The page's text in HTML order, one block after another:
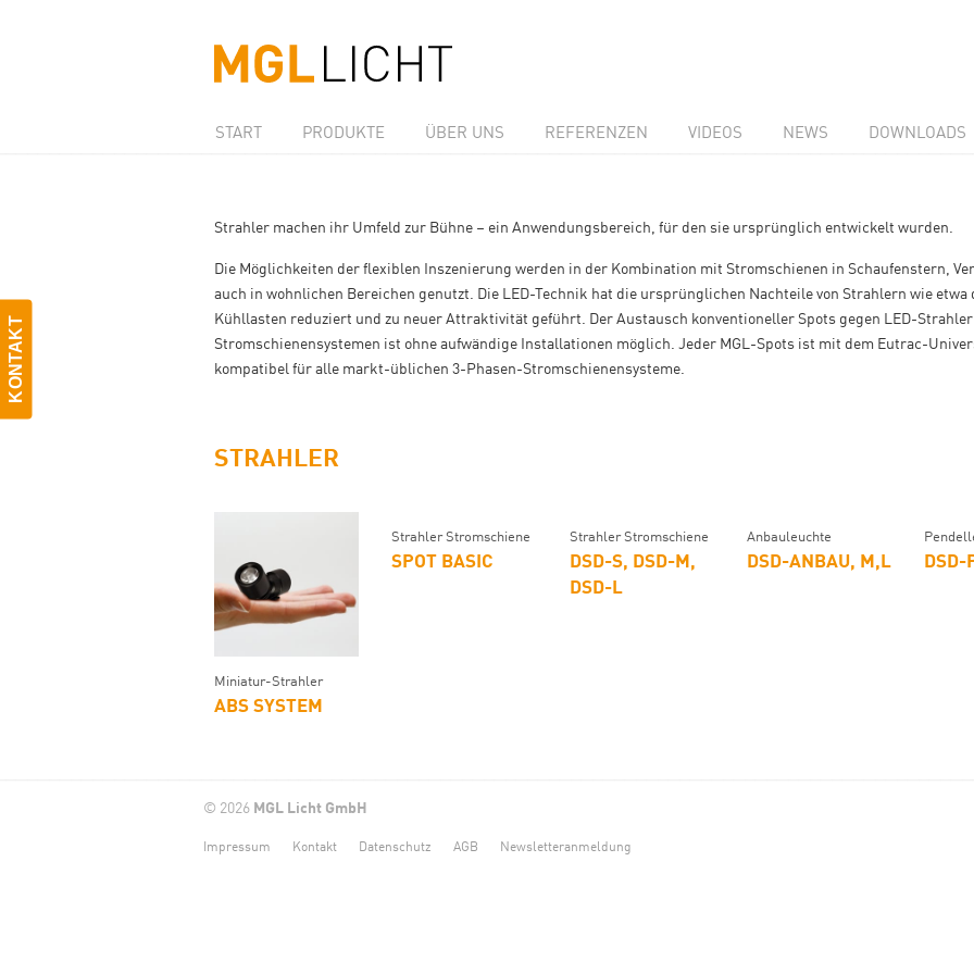
KONTAKT
START PRODUKTE ÜBER UNS REFERENZEN VIDEOS NEWS DOWNLOADS
Strahler machen ihr Umfeld zur Bühne – ein Anwendungsbereich, für den sie ursprünglich entwickelt wurden.
Die Möglichkeiten der flexiblen Inszenierung werden in der Kombination mit Stromschienen in Schaufenstern,
auch in wohnlichen Bereichen genutzt. Die LED-Technik hat die ursprünglichen Nachteile von Strahlern wie etwa
Kühllasten reduziert und zu neuer Attraktivität geführt. Der Austausch konventioneller Spots gegen LED-
Stromschienensystemen ist ohne aufwändige Installationen möglich. Jeder MGL-Spots ist mit dem Eutrac-
kompatibel für alle markt-üblichen 3-Phasen-Stromschienensysteme.
STRAHLER
Miniatur-Strahler
ABS SYSTEM
Strahler Stromschiene
SPOT BASIC
Strahler Stromschiene
DSD-S, DSD-M,
DSD-L
Anbauleuchte
DSD-ANBAU, M,L DSD-
© 2026 MGL Licht GmbH
Impressum Kontakt Datenschutz AGB Newsletteranmeldung